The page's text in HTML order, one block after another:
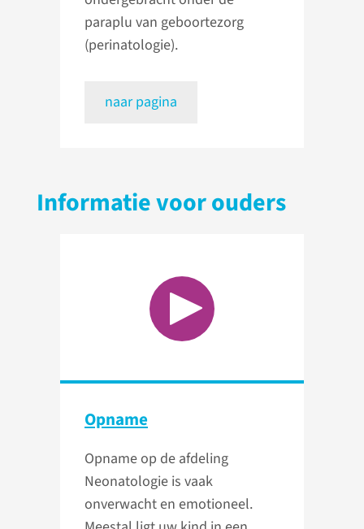
paraplu van geboortezorg
(perinatologie).
naar pagina
Informatie voor ouders
Opname
Opname op de afdeling
Neonatologie is vaak
onverwacht en emotioneel.